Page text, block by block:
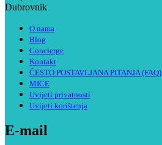
Dubrovnik
O nama
Blog
Concierge
Kontakt
ČESTO POSTAVLJANA PITANJA (FAQ)
MICE
Uvijeti privatnosti
Uvijeti korištenja
E-mail